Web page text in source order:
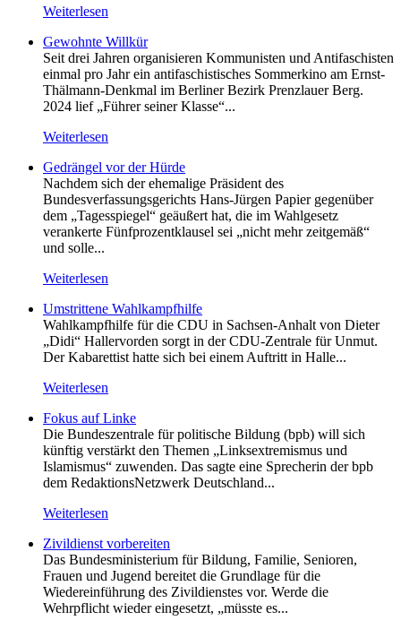
Weiterlesen
Gewohnte Willkür
Seit drei Jahren organisieren Kommunisten und Antifaschisten
einmal pro Jahr ein antifaschistisches Sommerkino am Ernst-
Thälmann-Denkmal im Berliner Bezirk Prenzlauer Berg.
2024 lief „Führer seiner Klasse“...
Weiterlesen
Gedrängel vor der Hürde
Nachdem sich der ehemalige Präsident des
Bundesverfassungsgerichts Hans-Jürgen Papier gegenüber
dem „Tagesspiegel“ geäußert hat, die im Wahlgesetz
verankerte Fünfprozentklausel sei „nicht mehr zeitgemäß“
und solle...
Weiterlesen
Umstrittene Wahlkampfhilfe
Wahlkampfhilfe für die CDU in Sachsen-Anhalt von Dieter
„Didi“ Hallervorden sorgt in der CDU-Zentrale für Unmut.
Der Kabarettist hatte sich bei einem Auftritt in Halle...
Weiterlesen
Fokus auf Linke
Die Bundeszentrale für politische Bildung (bpb) will sich
künftig verstärkt den Themen „Linksextremismus und
Islamismus“ zuwenden. Das sagte eine Sprecherin der bpb
dem RedaktionsNetzwerk Deutschland...
Weiterlesen
Zivildienst vorbereiten
Das Bundesministerium für Bildung, Familie, Senioren,
Frauen und Jugend bereitet die Grundlage für die
Wiedereinführung des Zivildienstes vor. Werde die
Wehrpflicht wieder eingesetzt, „müsste es...